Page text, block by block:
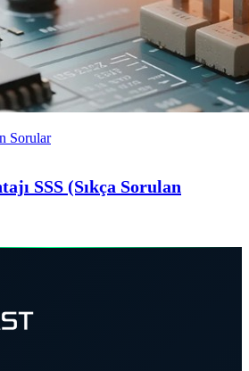
Sorular
SSS (Sıkça Sorulan